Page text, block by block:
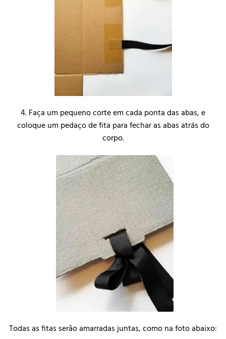
4. Faça um pequeno corte em cada ponta das abas, e
coloque um pedaço de fita para fechar as abas atrás do
corpo.
Todas as fitas serão amarradas juntas, como na foto abaixo: